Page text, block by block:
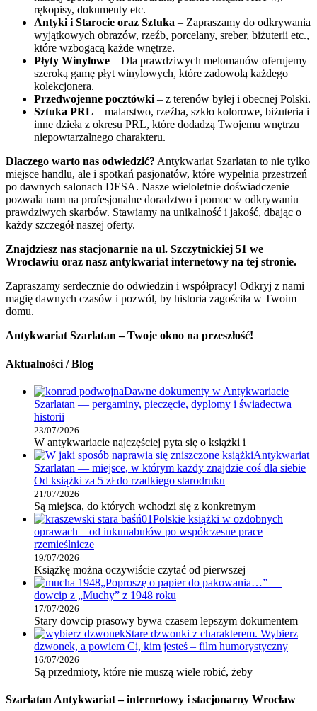
rękopisy, dokumenty etc.
Antyki i Starocie oraz Sztuka – Zapraszamy do odkrywania
wyjątkowych obrazów, rzeźb, porcelany, sreber, biżuterii etc.,
które wzbogacą każde wnętrze.
Płyty Winylowe – Dla prawdziwych melomanów oferujemy
szeroką gamę płyt winylowych, które zadowolą każdego
kolekcjonera.
Przedwojenne pocztówki – z terenów byłej i obecnej Polski.
Sztuka PRL – malarstwo, rzeźba, szkło kolorowe, biżuteria i
inne dzieła z okresu PRL, które dodadzą Twojemu wnętrzu
niepowtarzalnego charakteru.
Dlaczego warto nas odwiedzić? Antykwariat Szarlatan to nie tylko
miejsce handlu, ale i spotkań pasjonatów, które wypełnia przestrzeń
po dawnych salonach DESA. Nasze wieloletnie doświadczenie
pozwala nam na profesjonalne doradztwo i pomoc w odkrywaniu
prawdziwych skarbów. Stawiamy na unikalność i jakość, dbając o
każdy szczegół naszej oferty.
Znajdziesz nas stacjonarnie na ul. Szczytnickiej 51 we
Wrocławiu oraz nasz antykwariat internetowy na tej stronie.
Zapraszamy serdecznie do odwiedzin i współpracy! Odkryj z nami
magię dawnych czasów i pozwól, by historia zagościła w Twoim
domu.
Antykwariat Szarlatan – Twoje okno na przeszłość!
Aktualności / Blog
Dawne dokumenty w Antykwariacie
Szarlatan — pergaminy, pieczęcie, dyplomy i świadectwa
historii
23/07/2026
W antykwariacie najczęściej pyta się o książki i
Antykwariat
Szarlatan — miejsce, w którym każdy znajdzie coś dla siebie
Od książki za 5 zł do rzadkiego starodruku
21/07/2026
Są miejsca, do których wchodzi się z konkretnym
Polskie książki w ozdobnych
oprawach – od inkunabułów po współczesne prace
rzemieślnicze
19/07/2026
Książkę można oczywiście czytać od pierwszej
„Poproszę o papier do pakowania…” —
dowcip z „Muchy” z 1948 roku
17/07/2026
Stary dowcip prasowy bywa czasem lepszym dokumentem
Stare dzwonki z charakterem. Wybierz
dzwonek, a powiem Ci, kim jesteś – film humorystyczny
16/07/2026
Są przedmioty, które nie muszą wiele robić, żeby
Szarlatan Antykwariat – internetowy i stacjonarny Wrocław